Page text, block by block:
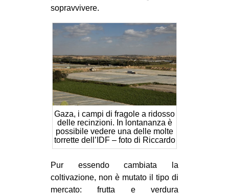
sopravvivere.
Gaza, i campi di fragole a ridosso
delle recinzioni. In lontananza è
possibile vedere una delle molte
torrette dell’IDF – foto di Riccardo
Pur essendo cambiata la
coltivazione, non è mutato il tipo di
mercato: frutta e verdura